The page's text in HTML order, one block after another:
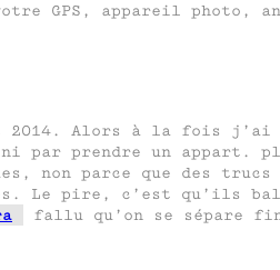
GPS, appareil photo,
Alors à la fois j’ai
prendre un appart.
non parce que des
Le pire, c’est qu’ils
fallu qu’on se sépare